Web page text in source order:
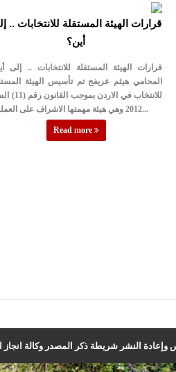
قرارات الهيئة المستقلة للانتخابات ..
أين؟
قرارات الهيئة المستقلة للانتخابات .. إلى
المحامي هيثم عريفج تم تأسيس الهيئة
للانتخاب في الاردن بموجب
2012 وهي هيئة مهمتها الاشراف على العملية ا...
Read more
وإعادة النشر شريطة ذكر المصدر وكالة انجاز